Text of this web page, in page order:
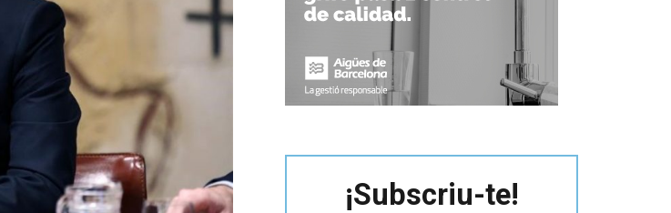
¡Subscriu-te!